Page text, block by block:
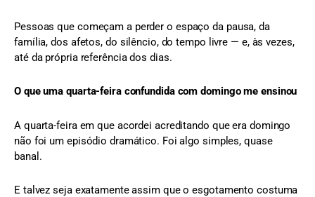
Pessoas que começam a perder o espaço da pausa, da
família, dos afetos, do silêncio, do tempo livre — e, às vezes,
até da própria referência dos dias.
O que uma quarta-feira confundida com domingo me ensinou
A quarta-feira em que acordei acreditando que era domingo
não foi um episódio dramático. Foi algo simples, quase
banal.
E talvez seja exatamente assim que o esgotamento costuma